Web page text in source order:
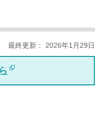
最終更新： 2026年1月29日